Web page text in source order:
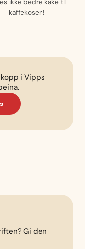
ikke bedre kake til
kaffekosen!
i Vipps
Gi den